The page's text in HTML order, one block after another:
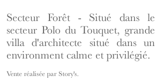
Secteur Forêt - Situé dans le
secteur Polo du Touquet, grande
villa d'architecte situé dans un
environment calme et privilégié.
Vente réalisée par Story's.